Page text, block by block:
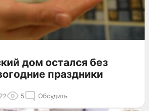
дом остался без
праздники
5 Обсудить